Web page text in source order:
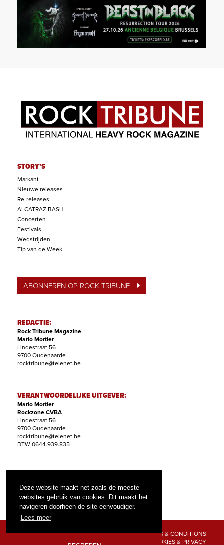
Deze website maakt net zoals de meeste
websites gebruik van cookies. Dit maakt het
navigeren doorheen de site eenvoudiger.
Lees meer
STORY'S
Markant
Nieuwe releases
Re-releases
ALCATRAZ BASH
Concerten
Festivals
Wedstrijden
Tip van de Week
ABONNEREN OP ROCK TRIBUNE
REDACTIE:
Rock Tribune Magazine
Mario Mortier
Lindestraat 56
9700 Oudenaarde
rocktribune@telenet.be
VERANTWOORDELIJKE UITGEVER:
Mario Mortier
Rockzone CVBA
Lindestraat 56
9700 Oudenaarde
rocktribune@telenet.be
BTW 0644.939.835
Filip Nollet
abonnementen@rock-tribune.com
TERMS & CONDITIONS
COOKIES & PRIVACY